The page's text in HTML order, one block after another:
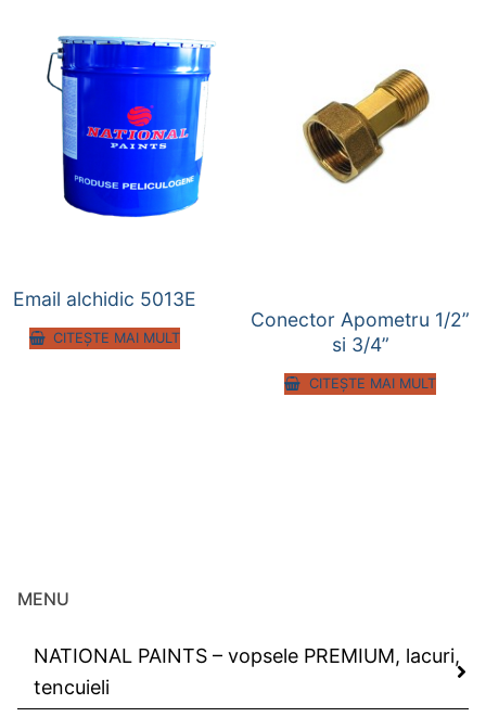
Email alchidic 5013E
CITEȘTE MAI MULT
Conector Apometru 1/2”
si 3/4”
CITEȘTE MAI MULT
MENU
NATIONAL PAINTS – vopsele PREMIUM, lacuri,
tencuieli